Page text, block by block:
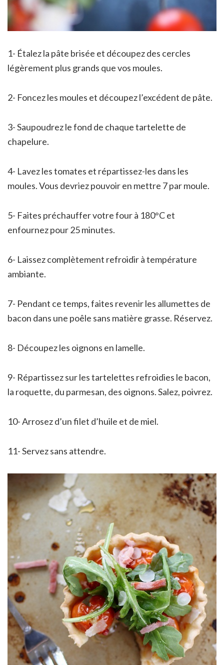
1- Étalez la pâte brisée et découpez des cercles
légèrement plus grands que vos moules.
2- Foncez les moules et découpez l’excédent de pâte.
3- Saupoudrez le fond de chaque tartelette de
chapelure.
4- Lavez les tomates et répartissez-les dans les
moules. Vous devriez pouvoir en mettre 7 par moule.
5- Faites préchauffer votre four à 180°C et
enfournez pour 25 minutes.
6- Laissez complètement refroidir à température
ambiante.
7- Pendant ce temps, faites revenir les allumettes de
bacon dans une poêle sans matière grasse. Réservez.
8- Découpez les oignons en lamelle.
9- Répartissez sur les tartelettes refroidies le bacon,
la roquette, du parmesan, des oignons. Salez, poivrez.
10- Arrosez d’un filet d’huile et de miel.
11- Servez sans attendre.